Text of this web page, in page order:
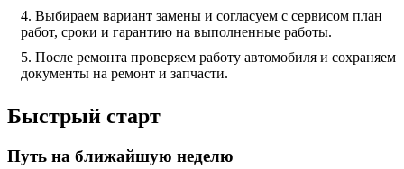
Выбираем вариант замены и согласуем с сервисом план
работ, сроки и гарантию на выполненные работы.
После ремонта проверяем работу автомобиля и сохраняем
документы на ремонт и запчасти.
Быстрый старт
Путь на ближайшую неделю